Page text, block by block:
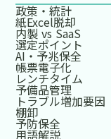
政策・統計
紙Excel脱却
内製 vs SaaS
選定ポイント
AI・予兆保全
帳票電子化
レンチタイム
予備品管理
トラブル増加要因
棚卸
予防保全
用語解説